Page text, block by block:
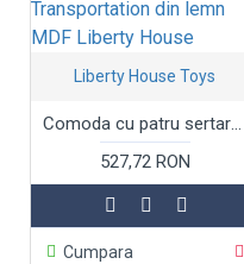
Liberty House Toys
Comoda cu patru sertare Mobilier Tematic Transportation din lemn MDF Liberty House
527,72 RON
Cumpara